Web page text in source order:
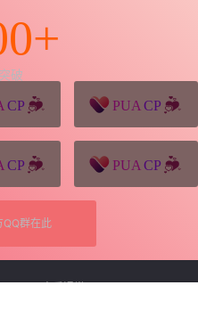
破
QQ群在此